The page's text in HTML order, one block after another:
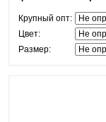
Крупный опт:
Цвет:
Размер: